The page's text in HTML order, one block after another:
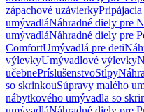
zápachové uzávierky
umývadláNáhradné diely pre
umývadláNáhradné diely pre
ComfortUmývadlá pre deti
výlevkyUmývadlové výlevky
učebnePríslušenstvoStĺpy
so skrinkouSúpravy malého
nábytkového umývadla so